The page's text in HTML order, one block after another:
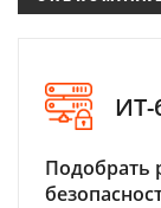
ИТ-
Подобрать